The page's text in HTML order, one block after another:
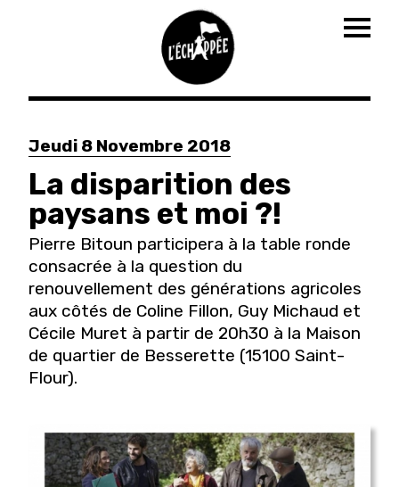
Aller
contenu
principal
Jeudi 8 Novembre 2018
La disparition des
paysans et moi ?!
Pierre Bitoun participera à la table ronde
consacrée à la question du
renouvellement des générations agricoles
aux côtés de Coline Fillon, Guy Michaud et
Cécile Muret à partir de 20h30 à la Maison
de quartier de Besserette (15100 Saint-
Flour).